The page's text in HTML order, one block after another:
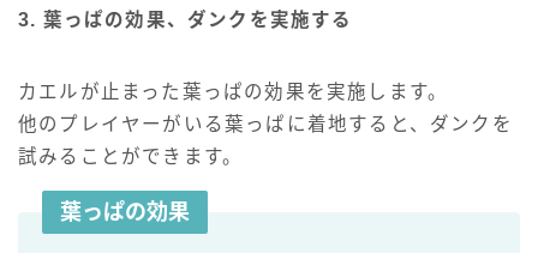
3. 葉っぱの効果、ダンクを実施する
カエルが止まった葉っぱの効果を実施します。
他のプレイヤーがいる葉っぱに着地すると、ダンクを
試みることができます。
葉っぱの効果